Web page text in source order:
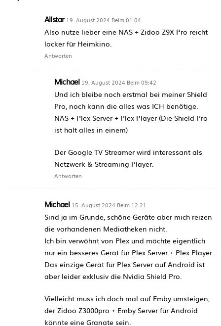
Allstar 19. August 2024 Beim 01:04
Also nutze lieber eine NAS + Zidoo Z9X Pro reicht
locker für Heimkino.
Antworten
Michael 19. August 2024 Beim 09:42
Und ich bleibe noch erstmal bei meiner Shield
Pro, noch kann die alles was ICH benötige.
NAS + Plex Server + Plex Player (Die Shield Pro
ist halt alles in einem)
Der Google TV Streamer wird interessant als
Netzwerk & Streaming Player.
Antworten
Michael 15. August 2024 Beim 12:21
Sind ja im Grunde, schöne Geräte aber mich reizen
die vorhandenen Mediatheken nicht.
Ich bin verwöhnt von Plex und möchte eigentlich
nur ein besseres Gerät für Plex Server + Plex Player.
Das einzige Gerät für Plex Server auf Android ist
aber leider exklusiv die Nvidia Shield Pro.
Vielleicht muss ich doch mal auf Emby umsteigen,
der Zidoo Z3000pro + Emby Server für Android
könnte eine Granate sein.